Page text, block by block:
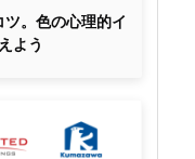
。色の心理的イ
よう